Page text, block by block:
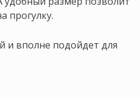
прогулку.
и вполне подойдет для